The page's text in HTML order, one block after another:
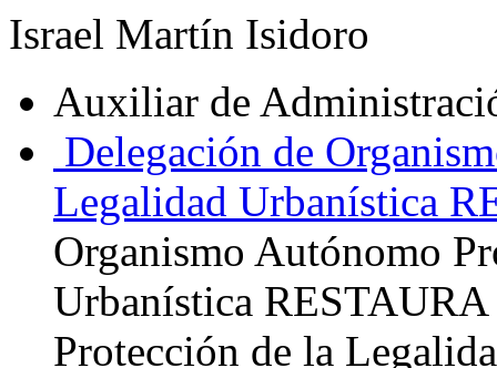
Israel Martín Isidoro
Auxiliar de
Delegación de
Legalidad Urbanística
Organismo Autónomo
Urbanística RESTAURA
Protección de la